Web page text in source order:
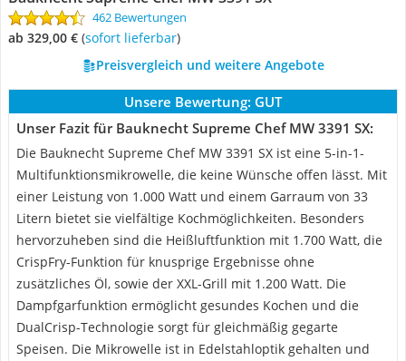
462 Bewertungen
ab 329,00 € ( Sofort lieferbar)
Preisvergleich und weitere Angebote
Unsere Bewertung: GUT
Unser Fazit für Bauknecht Supreme Chef MW 3391 SX:
Die Bauknecht Supreme Chef MW 3391 SX ist eine 5-in-1-
Multifunktionsmikrowelle, die keine Wünsche offen lässt. Mit
einer Leistung von 1.000 Watt und einem Garraum von 33
Litern bietet sie vielfältige Kochmöglichkeiten. Besonders
hervorzuheben sind die Heißluftfunktion mit 1.700 Watt, die
CrispFry-Funktion für knusprige Ergebnisse ohne
zusätzliches Öl, sowie der XXL-Grill mit 1.200 Watt. Die
Dampfgarfunktion ermöglicht gesundes Kochen und die
DualCrisp-Technologie sorgt für gleichmäßig gegarte
Speisen. Die Mikrowelle ist in Edelstahloptik gehalten und